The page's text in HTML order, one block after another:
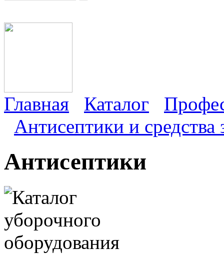
Главная Каталог
Антисептики и
Антисептики